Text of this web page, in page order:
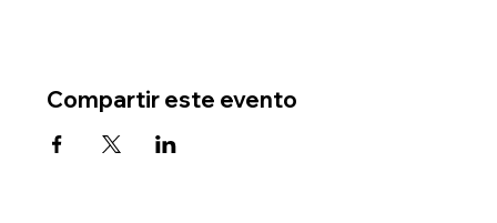
Compartir este evento